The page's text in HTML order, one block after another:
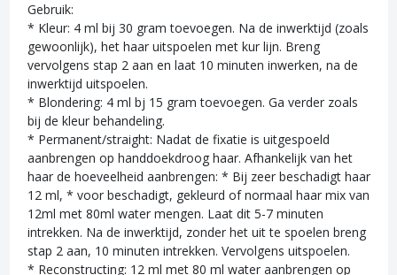
Gebruik:
* Kleur: 4 ml bij 30 gram toevoegen. Na de inwerktijd (zoals
gewoonlijk), het haar uitspoelen met kur lijn. Breng
vervolgens stap 2 aan en laat 10 minuten inwerken, na de
inwerktijd uitspoelen.
* Blondering: 4 ml bj 15 gram toevoegen. Ga verder zoals
bij de kleur behandeling.
* Permanent/straight: Nadat de fixatie is uitgespoeld
aanbrengen op handdoekdroog haar. Afhankelijk van het
haar de hoeveelheid aanbrengen: * Bij zeer beschadigt haar
12 ml, * voor beschadigt, gekleurd of normaal haar mix van
12ml met 80ml water mengen. Laat dit 5-7 minuten
intrekken. Na de inwerktijd, zonder het uit te spoelen breng
stap 2 aan, 10 minuten intrekken. Vervolgens uitspoelen.
* Reconstructing: 12 ml met 80 ml water aanbrengen op